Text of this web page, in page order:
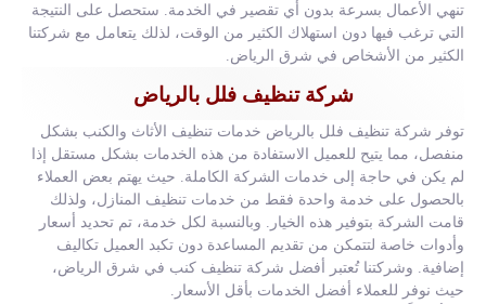
تنهي الأعمال بسرعة بدون أي تقصير في الخدمة. ستحصل على النتيجة
التي ترغب فيها دون استهلاك الكثير من الوقت، لذلك يتعامل مع شركتنا
الكثير من الأشخاص في شرق الرياض.
شركة تنظيف فلل بالرياض
توفر شركة تنظيف فلل بالرياض خدمات تنظيف الأثاث والكنب بشكل
منفصل، مما يتيح للعميل الاستفادة من هذه الخدمات بشكل مستقل إذا
لم يكن في حاجة إلى خدمات الشركة الكاملة. حيث يهتم بعض العملاء
بالحصول على خدمة واحدة فقط من خدمات تنظيف المنازل، ولذلك
قامت الشركة بتوفير هذه الخيار. وبالنسبة لكل خدمة، تم تحديد أسعار
وأدوات خاصة لتتمكن من تقديم المساعدة دون تكبد العميل تكاليف
إضافية. وشركتنا تُعتبر أفضل شركة تنظيف كنب في شرق الرياض،
حيث نوفر للعملاء أفضل الخدمات بأقل الأسعار.